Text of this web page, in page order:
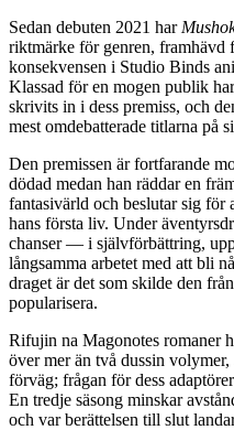
Sedan debuten 2021 har
riktmärke för genren, framhävd
konsekvensen i Studio Binds
Klassad för en mogen publik
skrivits in i dess premiss, och
mest omdebatterade titlarna på
Den premissen är fortfarande
dödad medan han räddar en
fantasivärld och beslutar sig för
hans första liv. Under
chanser — i självförbättring,
långsamma arbetet med att bli
draget är det som skilde den
popularisera.
Rifujin na Magonotes romaner
över mer än två dussin
förväg; frågan för dess
En tredje säsong minskar
och var berättelsen till slut